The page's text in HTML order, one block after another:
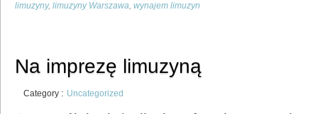
limuzyny, limuzyny Warszawa wynajem limuzyn
Na imprezę limuzyną
Category : Uncategorized